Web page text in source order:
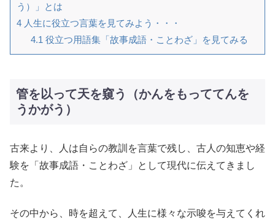
う）」とは
4 人生に役立つ言葉を見てみよう・・・
4.1 役立つ用語集「故事成語・ことわざ」を見てみる
管を以って天を窺う（かんをもっててんを
うかがう）
古来より、人は自らの教訓を言葉で残し、古人の知恵や経
験を「故事成語・ことわざ」として現代に伝えてきまし
た。
その中から、時を超えて、人生に様々な示唆を与えてくれ